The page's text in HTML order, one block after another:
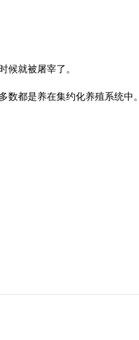
候就被屠宰了。
数都是养在集约化养殖系统中。